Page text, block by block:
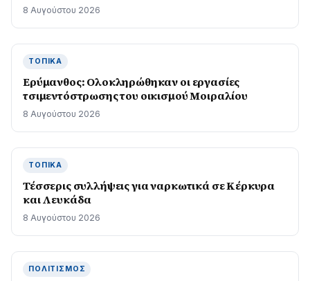
8 Αυγούστου 2026
ΤΟΠΙΚΆ
Ερύμανθος: Ολοκληρώθηκαν οι εργασίες
τσιμεντόστρωσης του οικισμού Μοιραλίου
8 Αυγούστου 2026
ΤΟΠΙΚΆ
Τέσσερις συλλήψεις για ναρκωτικά σε Κέρκυρα
και Λευκάδα
8 Αυγούστου 2026
ΠΟΛΙΤΙΣΜΌΣ